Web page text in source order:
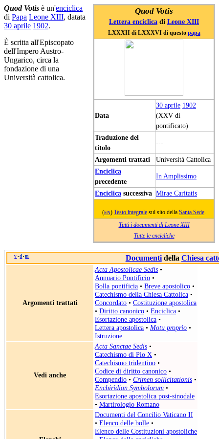
Quod Votis
Lettera enciclica di Leone XIII
LXXXII di LXXXVI di questo papa
Data
30 aprile 1902
(XXV di
pontificato)
Traduzione del
titolo
---
Argomenti trattati
Università Cattolica
Enciclica
precedente
In Amplissimo
Enciclica successiva Mirae Caritatis
(EN) Testo integrale sul sito della Santa Sede.
Tutti i documenti di Leone XIII
Tutte le encicliche
Quod Votis è un'enciclica
di Papa Leone XIII, datata
30 aprile 1902.
È scritta all'Episcopato
dell'Impero Austro-
Ungarico, circa la
fondazione di una
Università cattolica.
v • d • m Documentidella Chiesa
Argomenti trattati
Acta Apostolicae Sedis •
Annuario Pontificio •
Bolla pontificia • Breve apostolico •
Catechismo della Chiesa Cattolica •
Concordato • Costituzione apostolica
• Diritto canonico • Enciclica •
Esortazione apostolica •
Lettera apostolica • Motu proprio •
Istruzione
Vedi anche
Acta Sanctae Sedis •
Catechismo di Pio X •
Catechismo tridentino •
Codice di diritto canonico •
Compendio • Crimen sollicitationis •
Enchiridion Symbolorum •
Esortazione apostolica post-sinodale
• Martirologio Romano
Documenti del Concilio Vaticano II
• Elenco delle bolle •
Elenco delle Costituzioni apostoliche